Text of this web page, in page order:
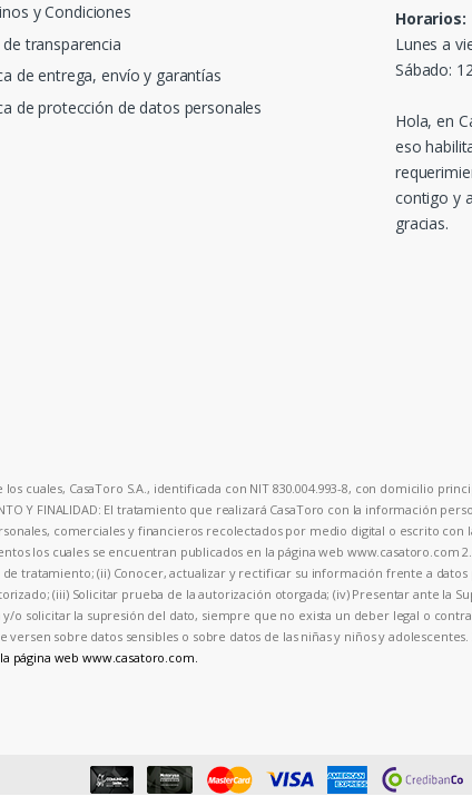
y Condiciones
de transparencia
de entrega, envío y garantías
de protección de datos personales
Horarios:
Lunes a
Sábado:
Hola, en
eso
contigo y
gracias.
CasaToro S.A., identificada con NIT 830.004.993-8, con domicilio
Y FINALIDAD: El tratamiento que realizará CasaToro con la información
comerciales y financieros recolectados por medio digital o escrito con
los cuales se encuentran publicados en la página web www.casatoro.com 2.
tratamiento; (ii) Conocer, actualizar y rectificar su información frente a
(iii) Solicitar prueba de la autorización otorgada; (iv) Presentar ante la
o solicitar la supresión del dato, siempre que no exista un deber legal o
sobre datos sensibles o sobre datos de las niñas y niños y adolescentes. 3.
página web www.casatoro.com.